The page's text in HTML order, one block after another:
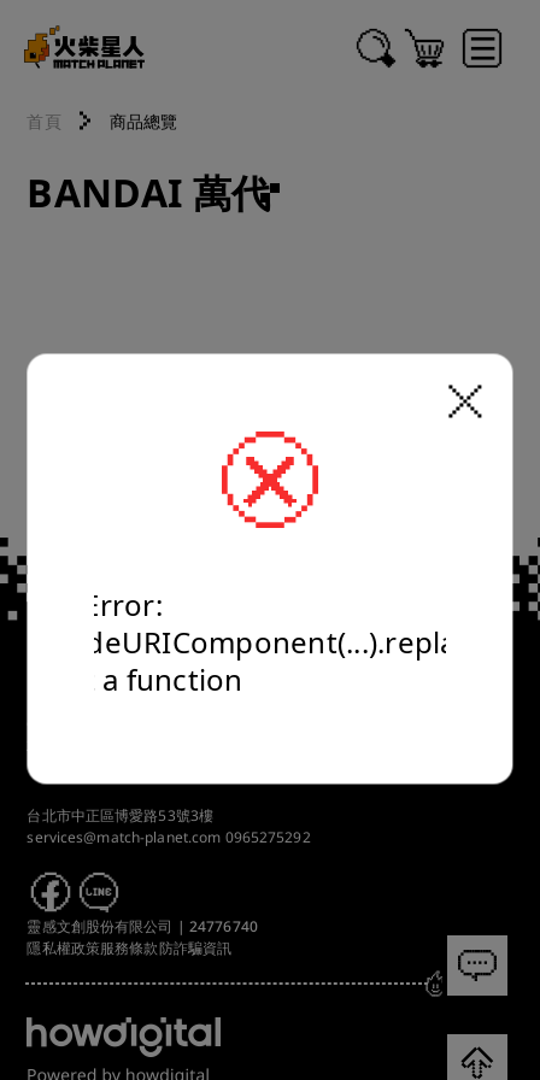
首頁 商品總覽
BANDAI 萬代
台北市中正區博愛路53號3樓
services@match-planet.com 0965275292
靈感文創股份有限公司 | 24776740
隱私權政策服務條款防詐騙資訊
TypeError:
encodeURIComponent(...).replaceAll
is not a function